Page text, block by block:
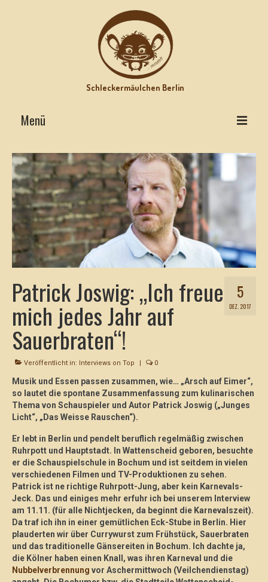
Schleckermäulchen Berlin
Menü
Interviews on Top
Lecker Urlaub
Star-Rezepte
Motz-Ecke
Hits mit Biss
5
DEZ. 2017
Patrick Joswig: „Ich freue
mich jedes Jahr auf
Sauerbraten“!
Veröffentlicht in: Interviews on Top 0
Musik und Essen passen zusammen, wie… „Arsch auf Eimer“,
so lautet die spontane Zusammenfassung zum kulinarischen
Thema von Schauspieler und Autor Patrick Joswig („Junges
Licht“, „Das Weisse Rauschen“).
Er lebt in Berlin und pendelt beruflich regelmäßig zwischen
Ruhrpott und Hauptstadt. In Wattenscheid geboren, besuchte
er die Schauspielschule in Bochum und ist seitdem in vielen
verschiedenen Filmen und TV-Produktionen zu sehen.
Patrick ist ne richtige Ruhrpott-Jung, aber kein Karnevals-
Jeck. Das und einiges mehr erfuhr ich bei unserem Interview
am 11.11. (für alle Nichtjecken, da beginnt die Karnevalszeit).
Da traf ich ihn in einer gemütlichen Eck-Stube in Berlin. Hier
plauderten wir über Currywurst zum Frühstück, Sauerbraten
und das traditionelle Gänsereiten in Bochum. Ich dachte ja,
die Kölner haben einen Knall, was ihren Karneval und die
Nubbelverbrennung vor Aschermittwoch (Veilchendienstag)